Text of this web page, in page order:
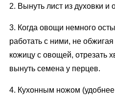
2. Вынуть лист из духовки и
3. Когда овощи немного
работать с ними, не
кожицу с овощей, отрезать
вынуть семена у перцев.
4. Кухонным ножом